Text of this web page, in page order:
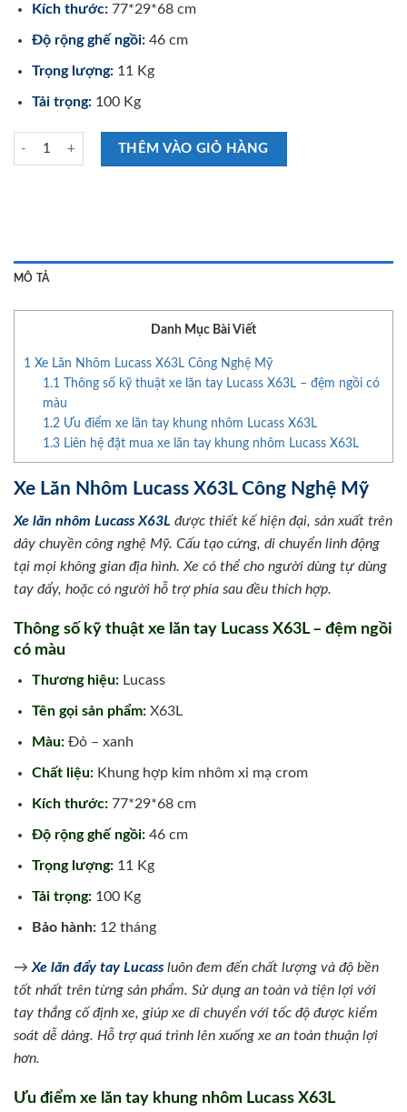
Kích thước:77*29*68 cm
Độ rộng ghế ngồi:46 cm
Trọng lượng:11 Kg
Tải trọng:100 Kg
Xe Lăn Nhôm Lucass X63L số lượng
THÊM VÀO GIỎ HÀNG
MÔ TẢ
Danh Mục Bài Viết
1
Xe Lăn Nhôm Lucass X63L Công Nghệ Mỹ
1.1
Thông số kỹ thuật xe lăn tay Lucass X63L – đệm ngồi có
màu
1.2 Ưu điểm xe lăn tay khung nhôm Lucass X63L
1.3 Liên hệ đặt mua xe lăn tay khung nhôm Lucass X63L
Xe Lăn Nhôm Lucass X63L Công Nghệ Mỹ
Xe lăn nhôm Lucass X63L được thiết kế hiện đại, sản xuất trên
dây chuyền công nghệ Mỹ. Cấu tạo cứng, di chuyển linh động
tại mọi không gian địa hình. Xe có thể cho người dùng tự dùng
tay đẩy, hoặc có người hỗ trợ phía sau đều thích hợp.
Thông số kỹ thuật xe lăn tay Lucass X63L – đệm ngồi
có màu
Thương hiệu:Lucass
Tên gọi sản phẩm:X63L
Màu:Đỏ – xanh
Chất liệu:Khung hợp kim nhôm xi mạ crom
Kích thước:77*29*68 cm
Độ rộng ghế ngồi:46 cm
Trọng lượng:11 Kg
Tải trọng:100 Kg
Bảo hành:12 tháng
→ Xe lăn đẩy tay Lucass luôn đem đến chất lượng và độ bền
tốt nhất trên từng sản phẩm. Sử dụng an toàn và tiện lợi với
tay thắng cố định xe, giúp xe di chuyển với tốc độ được kiểm
soát dễ dàng. Hỗ trợ quá trình lên xuống xe an toàn thuận lợi
hơn.
Ưu điểm xe lăn tay khung nhôm Lucass X63L